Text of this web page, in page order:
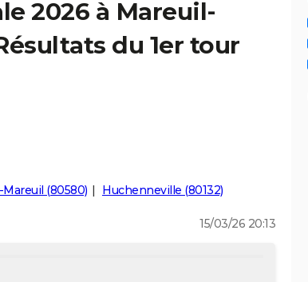
2026 à Mareuil-
du 1er tour
Mareuil (80580) Huchenneville (80132)
15/03/26 20:13